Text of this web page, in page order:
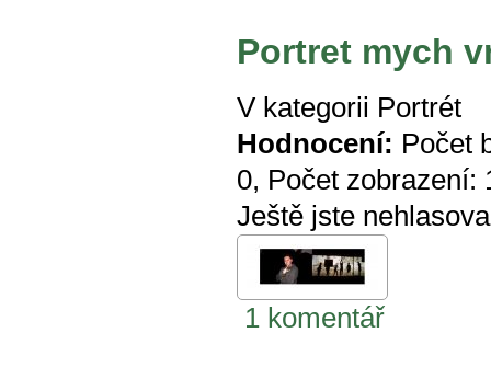
Portret mych
V kategorii Portrét
Hodnocení: Počet
0, Počet zobrazení:
Ještě jste
1 komentář